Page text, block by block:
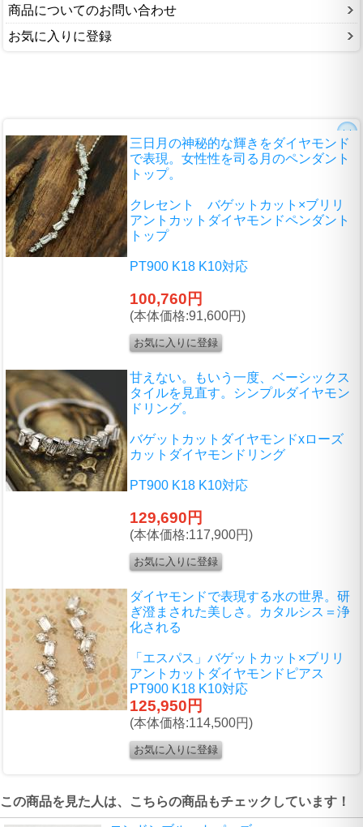
商品についてのお問い合わせ
お気に入りに登録
三日月の神秘的な輝きをダイヤモンド
で表現。女性性を司る月のペンダント
トップ。
クレセント バゲットカット×ブリリ
アントカットダイヤモンドペンダント
トップ
PT900 K18 K10対応
100,760円
(本体価格:91,600円)
甘えない。もいう一度、ベーシックス
タイルを見直す。シンプルダイヤモン
ドリング。
バゲットカットダイヤモンドxローズ
カットダイヤモンドリング
PT900 K18 K10対応
129,690円
(本体価格:117,900円)
ダイヤモンドで表現する水の世界。研
ぎ澄まされた美しさ。カタルシス＝浄
化される
「エスパス」バゲットカット×ブリリ
アントカットダイヤモンドピアス
PT900 K18 K10対応
125,950円
(本体価格:114,500円)
この商品を見た人は、こちらの商品もチェックしています！